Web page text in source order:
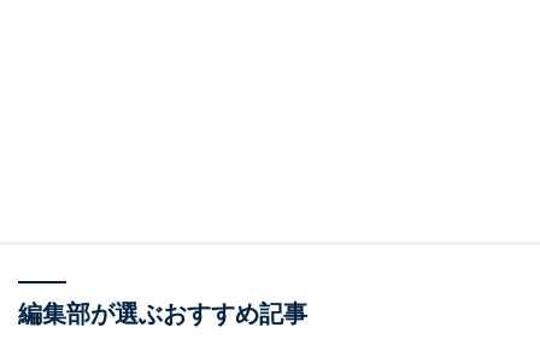
編集部が選ぶおすすめ記事